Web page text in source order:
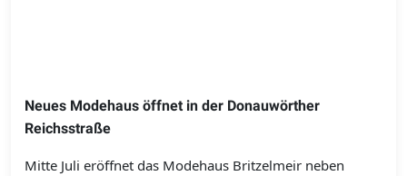
Neues Modehaus öffnet in der Donauwörther
Reichsstraße
Mitte Juli eröffnet das Modehaus Britzelmeir neben